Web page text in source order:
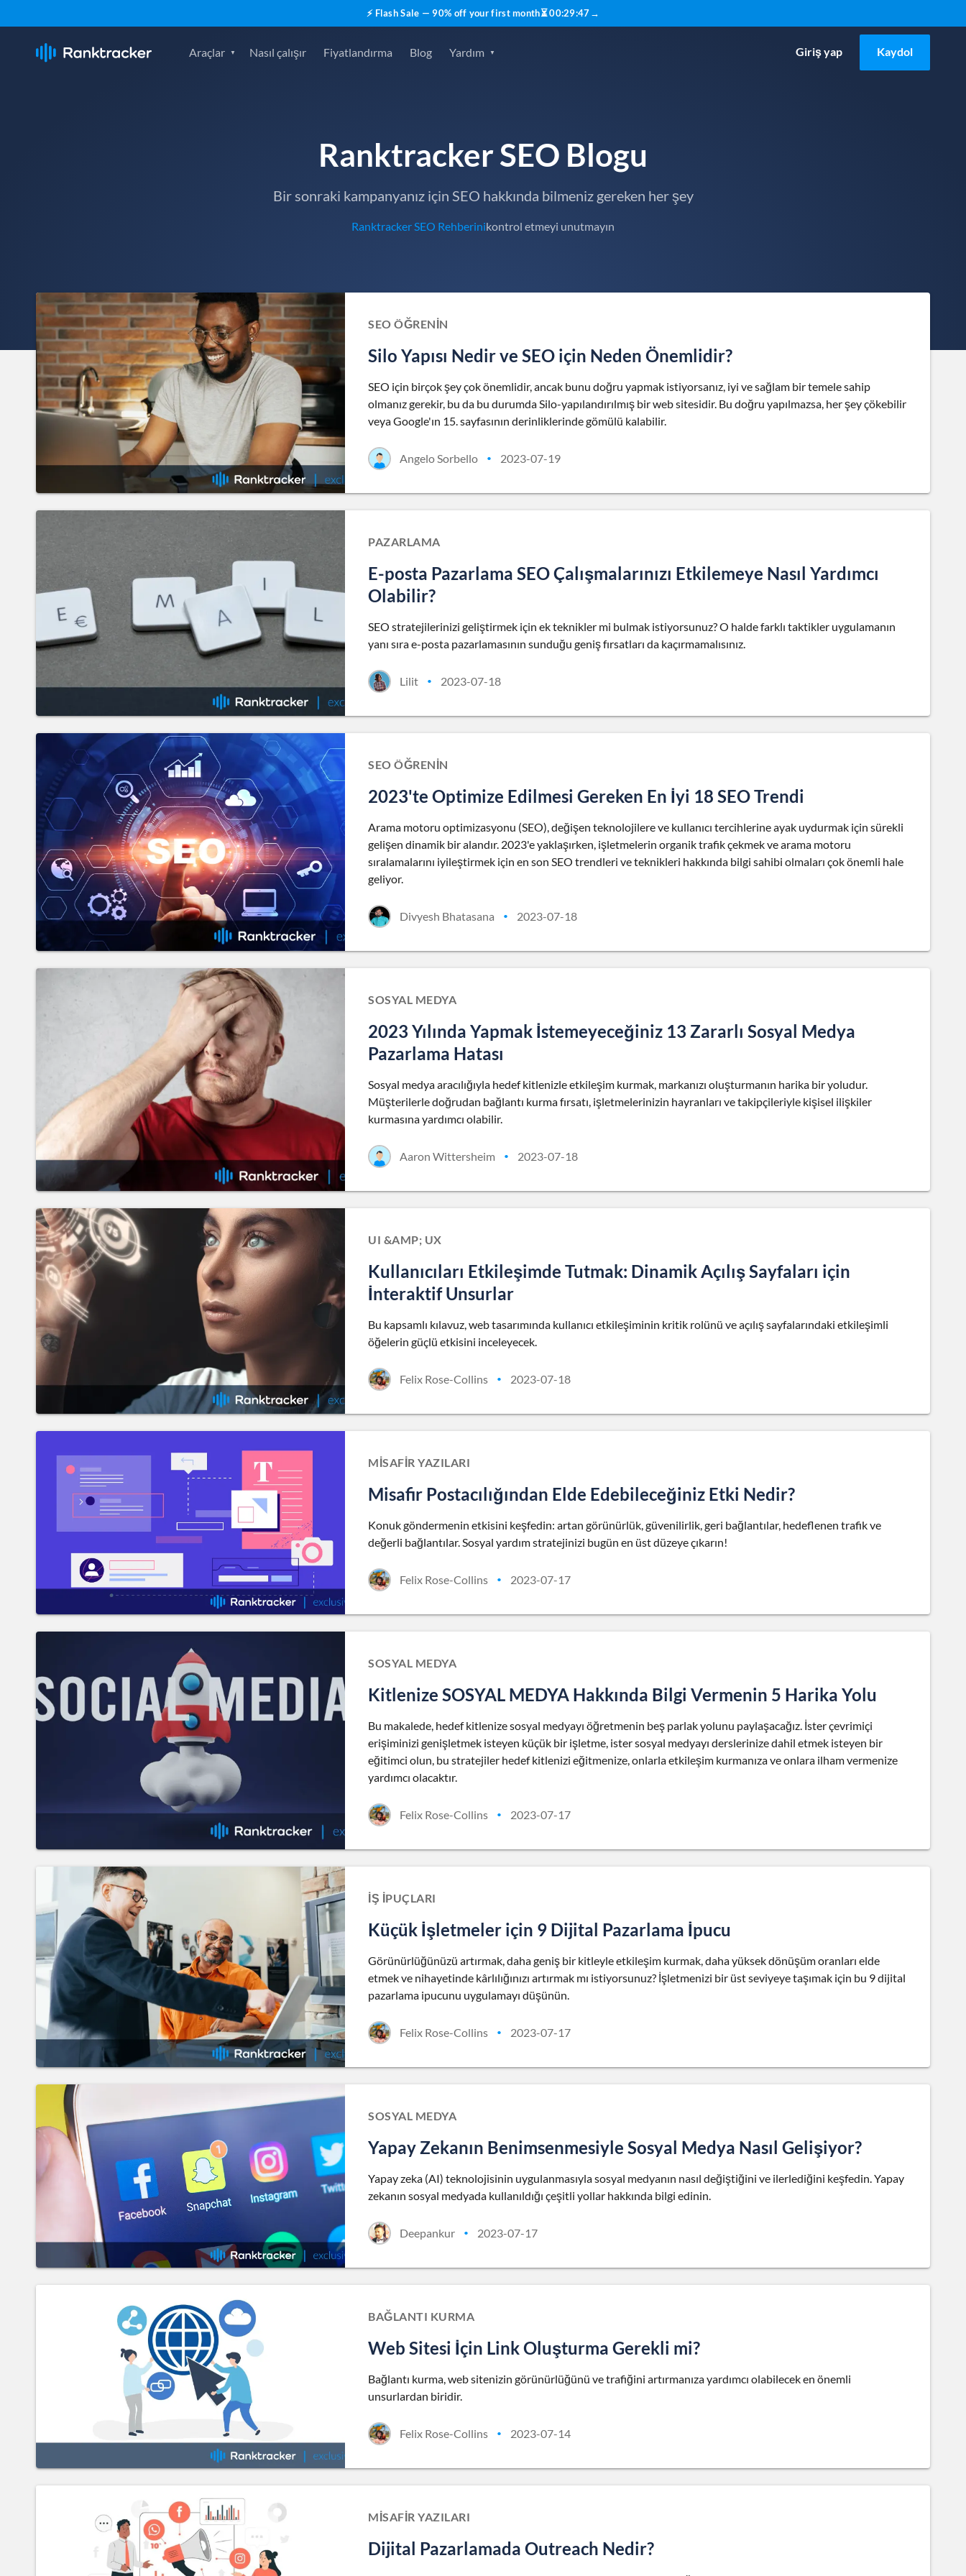
⚡ Flash Sale — 90% off your first month⏳00:29:45→
Araçlar Nasıl çalışır Fiyatlandırma Blog Yardım Giriş yap Kaydol
Ranktracker SEO Blogu
Bir sonraki kampanyanız için SEO hakkında bilmeniz gereken her şey
Ranktracker SEO Rehberinikontrol etmeyi unutmayın
SEO ÖĞRENIN
Silo Yapısı Nedir ve SEO için Neden Önemlidir?
SEO için birçok şey çok önemlidir, ancak bunu doğru yapmak istiyorsanız, iyi ve sağlam bir temele sahip
olmanız gerekir, bu da bu durumda Silo-yapılandırılmış bir web sitesidir. Bu doğru yapılmazsa, her şey çökebilir
veya Google'ın 15. sayfasının derinliklerinde gömülü kalabilir.
Angelo Sorbello • 2023-07-19
PAZARLAMA
E-posta Pazarlama SEO Çalışmalarınızı Etkilemeye Nasıl Yardımcı
Olabilir?
SEO stratejilerinizi geliştirmek için ek teknikler mi bulmak istiyorsunuz? O halde farklı taktikler uygulamanın
yanı sıra e-posta pazarlamasının sunduğu geniş fırsatları da kaçırmamalısınız.
Lilit • 2023-07-18
SEO ÖĞRENIN
2023'te Optimize Edilmesi Gereken En İyi 18 SEO Trendi
Arama motoru optimizasyonu (SEO), değişen teknolojilere ve kullanıcı tercihlerine ayak uydurmak için sürekli
gelişen dinamik bir alandır. 2023'e yaklaşırken, işletmelerin organik trafik çekmek ve arama motoru
sıralamalarını iyileştirmek için en son SEO trendleri ve teknikleri hakkında bilgi sahibi olmaları çok önemli hale
geliyor.
Divyesh Bhatasana • 2023-07-18
SOSYAL MEDYA
2023 Yılında Yapmak İstemeyeceğiniz 13 Zararlı Sosyal Medya
Pazarlama Hatası
Sosyal medya aracılığıyla hedef kitlenizle etkileşim kurmak, markanızı oluşturmanın harika bir yoludur.
Müşterilerle doğrudan bağlantı kurma fırsatı, işletmelerinizin hayranları ve takipçileriyle kişisel ilişkiler
kurmasına yardımcı olabilir.
Aaron Wittersheim • 2023-07-18
UI &AMP; UX
Kullanıcıları Etkileşimde Tutmak: Dinamik Açılış Sayfaları için
İnteraktif Unsurlar
Bu kapsamlı kılavuz, web tasarımında kullanıcı etkileşiminin kritik rolünü ve açılış sayfalarındaki etkileşimli
öğelerin güçlü etkisini inceleyecek.
Felix Rose-Collins • 2023-07-18
MISAFIR YAZILARI
Misafir Postacılığından Elde Edebileceğiniz Etki Nedir?
Konuk göndermenin etkisini keşfedin: artan görünürlük, güvenilirlik, geri bağlantılar, hedeflenen trafik ve
değerli bağlantılar. Sosyal yardım stratejinizi bugün en üst düzeye çıkarın!
Felix Rose-Collins • 2023-07-17
SOSYAL MEDYA
Kitlenize SOSYAL MEDYA Hakkında Bilgi Vermenin 5 Harika Yolu
Bu makalede, hedef kitlenize sosyal medyayı öğretmenin beş parlak yolunu paylaşacağız. İster çevrimiçi
erişiminizi genişletmek isteyen küçük bir işletme, ister sosyal medyayı derslerinize dahil etmek isteyen bir
eğitimci olun, bu stratejiler hedef kitlenizi eğitmenize, onlarla etkileşim kurmanıza ve onlara ilham vermenize
yardımcı olacaktır.
Felix Rose-Collins • 2023-07-17
İŞ İPUÇLARI
Küçük İşletmeler için 9 Dijital Pazarlama İpucu
Görünürlüğünüzü artırmak, daha geniş bir kitleyle etkileşim kurmak, daha yüksek dönüşüm oranları elde
etmek ve nihayetinde kârlılığınızı artırmak mı istiyorsunuz? İşletmenizi bir üst seviyeye taşımak için bu 9 dijital
pazarlama ipucunu uygulamayı düşünün.
Felix Rose-Collins • 2023-07-17
SOSYAL MEDYA
Yapay Zekanın Benimsenmesiyle Sosyal Medya Nasıl Gelişiyor?
Yapay zeka (AI) teknolojisinin uygulanmasıyla sosyal medyanın nasıl değiştiğini ve ilerlediğini keşfedin. Yapay
zekanın sosyal medyada kullanıldığı çeşitli yollar hakkında bilgi edinin.
Deepankur • 2023-07-17
BAĞLANTI KURMA
Web Sitesi İçin Link Oluşturma Gerekli mi?
Bağlantı kurma, web sitenizin görünürlüğünü ve trafiğini artırmanıza yardımcı olabilecek en önemli
unsurlardan biridir.
Felix Rose-Collins • 2023-07-14
MISAFIR YAZILARI
Dijital Pazarlamada Outreach Nedir?